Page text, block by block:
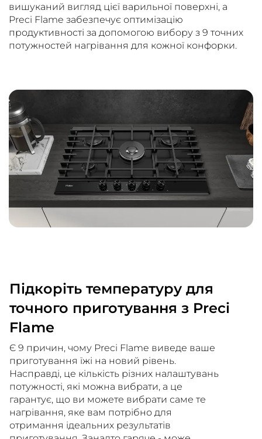
вишуканий вигляд цієї варильної поверхні, а
Preci Flame забезпечує оптимізацію
продуктивності за допомогою вибору з 9 точних
потужностей нагрівання для кожної конфорки.
Підкоріть температуру для
точного приготування з Preci
Flame
Є 9 причин, чому Preci Flame виведе ваше
приготування їжі на новий рівень.
Насправді, це кількість різних налаштувань
потужності, які можна вибрати, а це
гарантує, що ви можете вибрати саме те
нагрівання, яке вам потрібно для
отримання ідеальних результатів